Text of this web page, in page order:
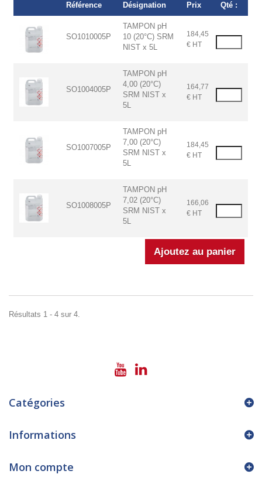
Référence Désignation Prix Qté :
SO1010005P
TAMPON pH
10 (20°C) SRM
NIST x 5L
184,45
€ HT
SO1004005P
TAMPON pH
4,00 (20°C)
SRM NIST x
5L
164,77
€ HT
SO1007005P
TAMPON pH
7,00 (20°C)
SRM NIST x
5L
184,45
€ HT
SO1008005P
TAMPON pH
7,02 (20°C)
SRM NIST x
5L
166,06
€ HT
Résultats 1 - 4 sur 4.
Catégories
Informations
Mon compte